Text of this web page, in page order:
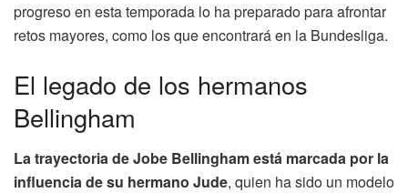
progreso en esta temporada lo ha preparado para afrontar
retos mayores, como los que encontrará en la Bundesliga.
El legado de los hermanos
Bellingham
La trayectoria de Jobe Bellingham está marcada por la
influencia de su hermano Jude, quien ha sido un modelo